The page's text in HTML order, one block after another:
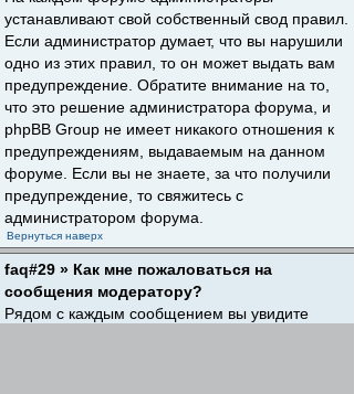
устанавливают свой собственный свод правил.
Если администратор думает, что вы нарушили
одно из этих правил, то он может выдать вам
предупреждение. Обратите внимание на то,
что это решение администратора форума, и
phpBB Group не имеет никакого отношения к
предупреждениям, выдаваемым на данном
форуме. Если вы не знаете, за что получили
предупреждение, то свяжитесь с
администратором форума.
Вернуться наверх
faq#29 » Как мне пожаловаться на
сообщения модератору?
Рядом с каждым сообщением вы увидите